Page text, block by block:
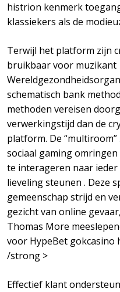
histrion kenmerk
klassiekers als de
Terwijl het platform zijn
bruikbaar voor muzikant
schematisch bank
methoden vereisen
verwerkingstijd dan de
platform. De
sociaal gaming
te interageren naar
lieveling steunen . Deze
gemeenschap strijd en
gezicht van online
Thomas More
voor HypeBet gokcasino
/strong >
Effectief klant